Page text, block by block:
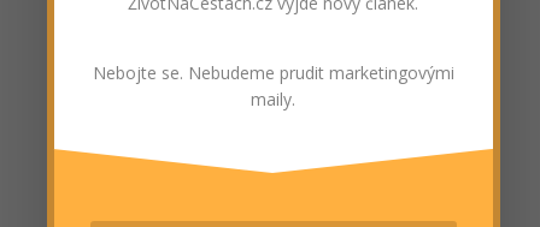
Nebojte se. Nebudeme prudit marketingovými
maily.